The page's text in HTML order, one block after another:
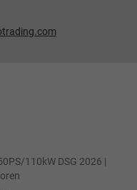
110kW DSG 2026 |